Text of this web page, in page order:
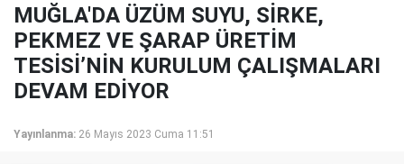
MUĞLA'DA ÜZÜM SUYU, SİRKE,
PEKMEZ VE ŞARAP ÜRETİM
TESİSİ’NİN KURULUM ÇALIŞMALARI
DEVAM EDİYOR
Yayınlanma: 26 Mayıs 2023 Cuma 11:51